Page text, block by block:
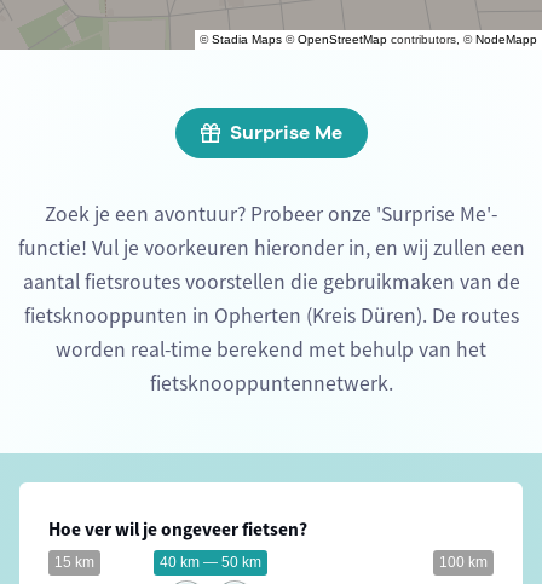
©Stadia Maps ©OpenStreetMap contributors, ©NodeMapp
Surprise Me
Zoek je een avontuur? Probeer onze 'Surprise Me'-
functie! Vul je voorkeuren hieronder in, en wij zullen een
aantal fietsroutes voorstellen die gebruikmaken van de
fietsknooppunten in Opherten (Kreis Düren). De routes
worden real-time berekend met behulp van het
fietsknooppuntennetwerk.
Hoe ver wil je ongeveer fietsen?
15 km 100 km
40 km — 50 km